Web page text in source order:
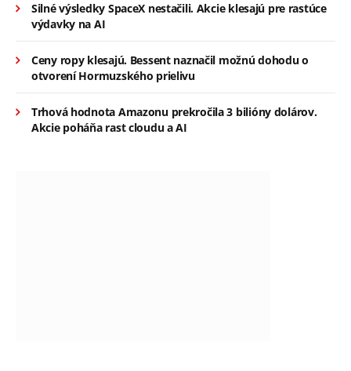
Silné výsledky SpaceX nestačili. Akcie klesajú pre rastúce
výdavky na AI
Ceny ropy klesajú. Bessent naznačil možnú dohodu o
otvorení Hormuzského prielivu
Trhová hodnota Amazonu prekročila 3 bilióny dolárov.
Akcie poháňa rast cloudu a AI